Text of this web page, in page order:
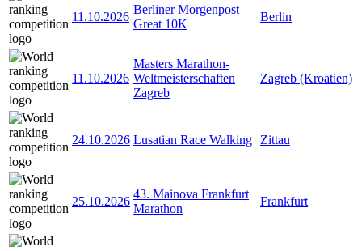
11.10.2026
Berliner Morgenpost
Great 10K
Berlin
11.10.2026
Masters Marathon-
Weltmeisterschaften
Zagreb
Zagreb (Kroatien)
24.10.2026 Lusatian Race Walking Zittau
25.10.2026
43. Mainova Frankfurt
Marathon
Frankfurt